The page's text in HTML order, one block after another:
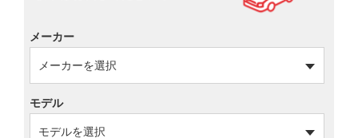
メーカー
モデル